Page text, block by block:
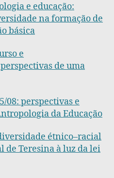
e educação:
na formação de
básica
e
de uma
08: perspectivas e
da Educação
étnico–racial
de Teresina à luz da lei